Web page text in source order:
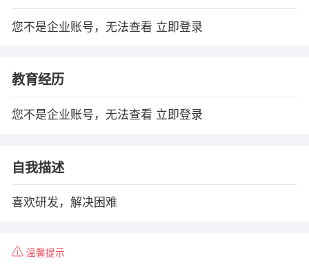
您不是企业账号，无法查看 立即登录
教育经历
您不是企业账号，无法查看 立即登录
自我描述
喜欢研发，解决困难
温馨提示